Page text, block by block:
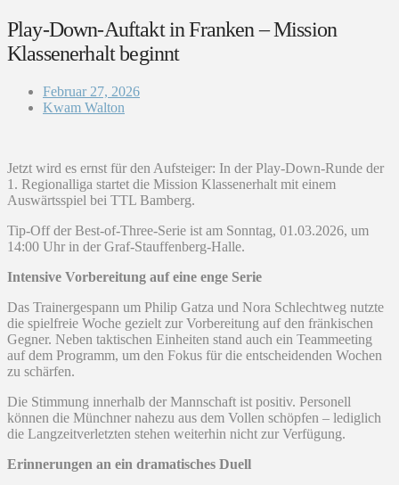
Play-Down-Auftakt in Franken – Mission
Klassenerhalt beginnt
Februar 27, 2026
Kwam Walton
Jetzt wird es ernst für den Aufsteiger: In der Play-Down-Runde der
1. Regionalliga startet die Mission Klassenerhalt mit einem
Auswärtsspiel bei TTL Bamberg.
Tip-Off der Best-of-Three-Serie ist am Sonntag, 01.03.2026, um
14:00 Uhr in der Graf-Stauffenberg-Halle.
Intensive Vorbereitung auf eine enge Serie
Das Trainergespann um Philip Gatza und Nora Schlechtweg nutzte
die spielfreie Woche gezielt zur Vorbereitung auf den fränkischen
Gegner. Neben taktischen Einheiten stand auch ein Teammeeting
auf dem Programm, um den Fokus für die entscheidenden Wochen
zu schärfen.
Die Stimmung innerhalb der Mannschaft ist positiv. Personell
können die Münchner nahezu aus dem Vollen schöpfen – lediglich
die Langzeitverletzten stehen weiterhin nicht zur Verfügung.
Erinnerungen an ein dramatisches Duell